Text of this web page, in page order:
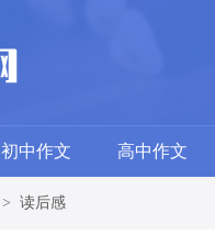
初中作文 高中作文
> 读后感